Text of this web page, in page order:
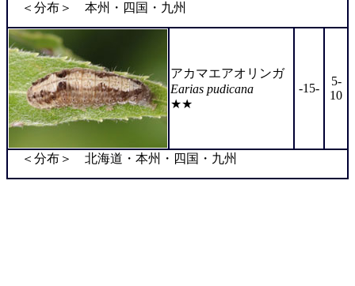
＜分布＞ 本州・四国・九州
アカマエアオリンガ
Earias pudicana
★★
-15-
5-
10
＜分布＞ 北海道・本州・四国・九州